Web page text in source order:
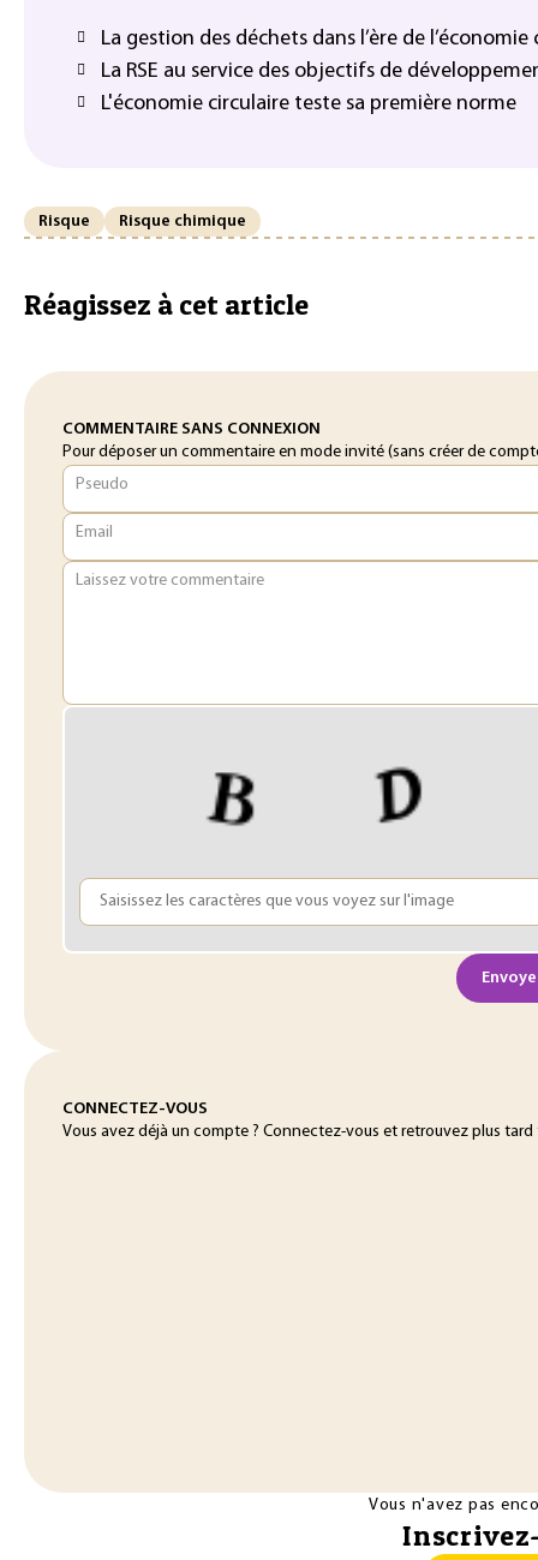
La gestion des déchets dans l’ère de l’économie
La RSE au service des objectifs de
L'économie circulaire teste sa première norme
Risque Risque chimique
Réagissez à cet article
COMMENTAIRE SANS CONNEXION
Pour déposer un commentaire en mode invité (sans créer de
Pseudo
Email
Laissez votre commentaire
CONNECTEZ-VOUS
Vous avez déjà un compte ? Connectez-vous et retrouvez plus
Vous n'avez pas